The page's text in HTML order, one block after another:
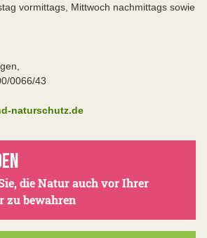
vormittags, Mittwoch nachmittags sowie
0066/43
naturschutz.de
die Natur auch vor Ihrer
zu bewahren